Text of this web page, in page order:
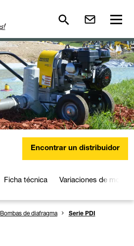
Encontrar un distribuidor
Ficha técnica Variaciones de modelo
Bombas de diafragma Serie PDI